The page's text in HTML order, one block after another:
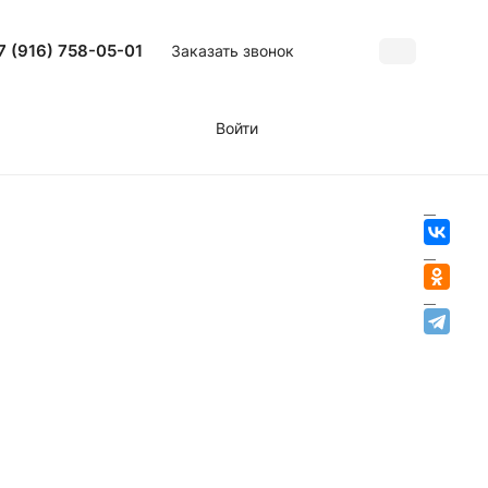
(916) 758-05-01 Заказать звонок
Войти